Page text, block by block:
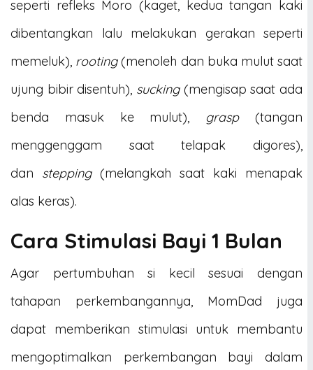
seperti refleks Moro (kaget, kedua tangan kaki
dibentangkan lalu melakukan gerakan seperti
memeluk), rooting(menoleh dan buka mulut saat
ujung bibir disentuh), sucking (mengisap saat ada
benda masuk ke mulut), grasp(tangan
menggenggam saat telapak digores),
dan stepping (melangkah saat kaki menapak
alas keras).
Cara Stimulasi Bayi 1 Bulan
Agar pertumbuhan si kecil sesuai dengan
tahapan perkembangannya, MomDad juga
dapat memberikan stimulasi untuk membantu
mengoptimalkan perkembangan bayi dalam